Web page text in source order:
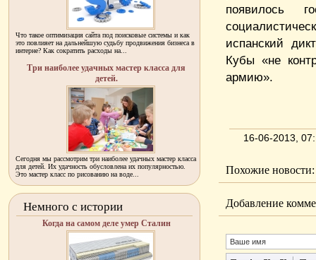
появилось
испанский
Кубы «не
армию».
16-06-2013,
Похожие новости:
Добавление
Что такое оптимизация сайта под поисковые системы и как
это повлияет на дальнейшую судьбу продвижения бизнеса в
интерне? Как сократить расходы на...
Три наиболее удачных мастер класса для
детей.
Сегодня мы рассмотрим три наиболее удачных мастер класса
для детей. Их удачность обусловлена их популярностью.
Это мастер класс по рисованию на воде...
Немного с истории
Когда на самом деле умер Сталин